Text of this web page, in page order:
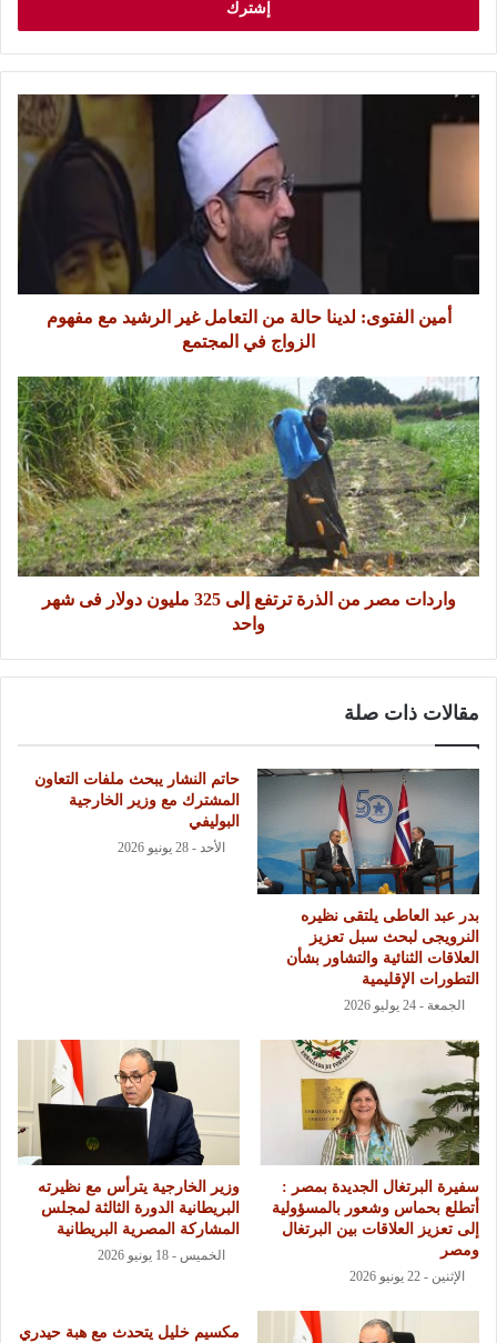
أمين الفتوى: لدينا حالة من التعامل غير الرشيد مع مفهوم
الزواج في المجتمع
واردات مصر من الذرة ترتفع إلى 325 مليون دولار فى شهر
واحد
مقالات ذات صلة
بدر عبد العاطى يلتقى نظيره
النرويجى لبحث سبل تعزيز
العلاقات الثنائية والتشاور بشأن
التطورات الإقليمية
الجمعة - 24 يوليو 2026
حاتم النشار يبحث ملفات التعاون
المشترك مع وزير الخارجية
البوليفي
الأحد - 28 يونيو 2026
سفيرة البرتغال الجديدة بمصر :
أتطلع بحماس وشعور بالمسؤولية
إلى تعزيز العلاقات بين البرتغال
ومصر
الإثنين - 22 يونيو 2026
وزير الخارجية يترأس مع نظيرته
البريطانية الدورة الثالثة لمجلس
المشاركة المصرية البريطانية
الخميس - 18 يونيو 2026
مكسيم خليل يتحدث مع هبة حيدري